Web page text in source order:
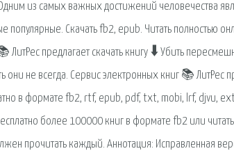
из самых важных достижений человечества
популярные. Скачать fb2, epub. Читать полностью
ЛитРес предлагает скачать книгу 🠳 Убить
не всегда. Сервис электронных книг 📚 ЛитРес
в формате fb2, rtf, epub, pdf, txt, mobi, lrf, djvu,
более 100000 книг в формате fb2 или
прочитать каждый. Аннотация: Исправленная